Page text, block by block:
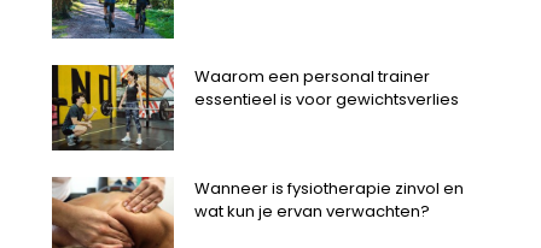
Waarom een personal trainer
essentieel is voor gewichtsverlies
Wanneer is fysiotherapie zinvol en
wat kun je ervan verwachten?